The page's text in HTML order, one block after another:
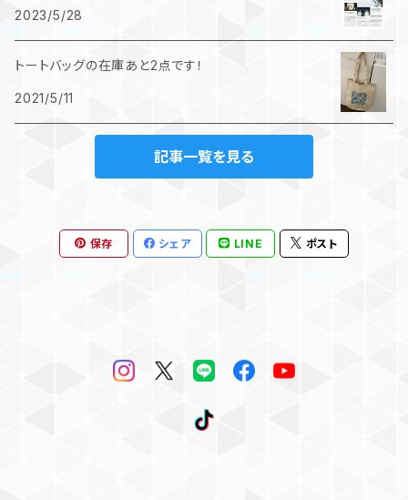
2023/5/28
トートバッグの在庫あと2点です！
2021/5/11
記事一覧を見る
保存 シェア LINE ポスト